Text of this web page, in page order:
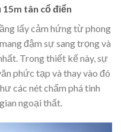
tân cổ điển
lấy cảm hứng từ phong
đậm sự sang trọng và
Trong thiết kế này, sự
phức tạp và thay vào đó
các nét chấm phá tinh
ngoại thất.